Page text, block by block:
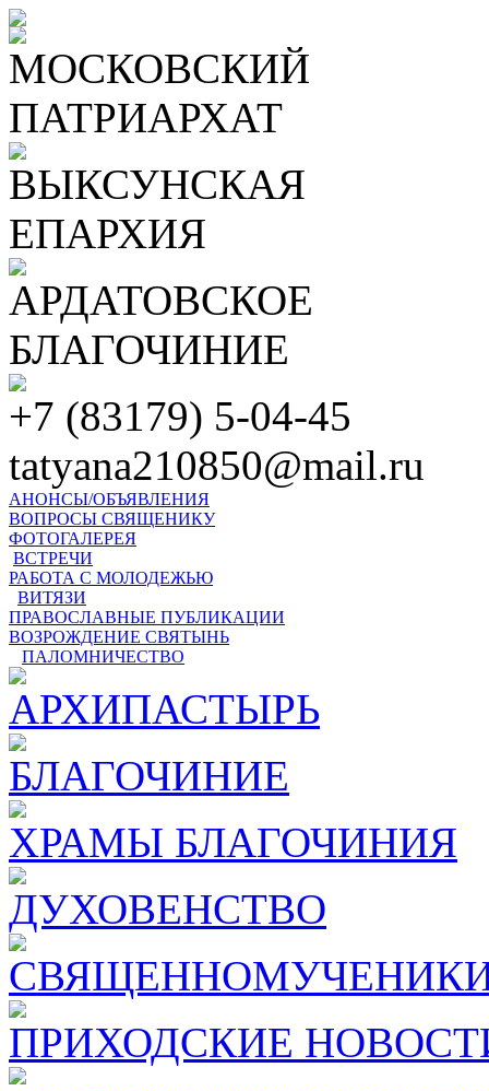
МОСКОВСКИЙ
ПАТРИАРХАТ
ВЫКСУНСКАЯ
ЕПАРХИЯ
АРДАТОВСКОЕ
БЛАГОЧИНИЕ
+7 (83179) 5-04-45
tatyana210850@mail.ru
АНОНСЫ/ОБЪЯВЛЕНИЯ
ВОПРОСЫ СВЯЩЕНИКУ
ФОТОГАЛЕРЕЯ
ВСТРЕЧИ
РАБОТА С МОЛОДЕЖЬЮ
ВИТЯЗИ
ПРАВОСЛАВНЫЕ ПУБЛИКАЦИИ
ВОЗРОЖДЕНИЕ СВЯТЫНЬ
ПАЛОМНИЧЕСТВО
АРХИПАСТЫРЬ
БЛАГОЧИНИЕ
ХРАМЫ БЛАГОЧИНИЯ
ДУХОВЕНСТВО
ПРИХОДСКИЕ